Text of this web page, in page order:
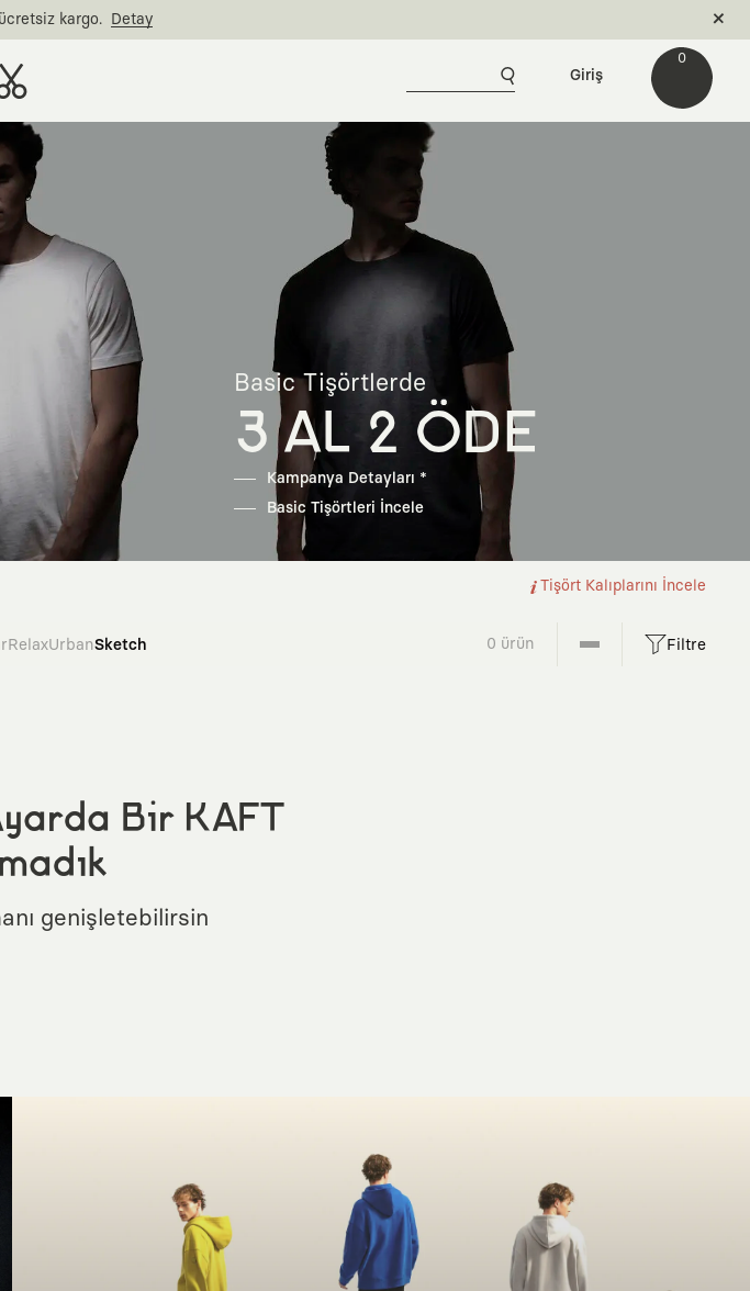
kargo. Detay
0
Giriş
Basic Tişörtlerde
3 AL 2 ÖDE
Kampanya Detayları *
Basic Tişörtleri İncele
Tişört Kalıplarını İncele
RelaxUrbanSketch 0 ürün Filtre
Bir KAFT
genişletebilirsin